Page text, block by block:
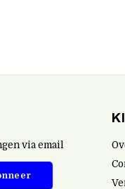
via email